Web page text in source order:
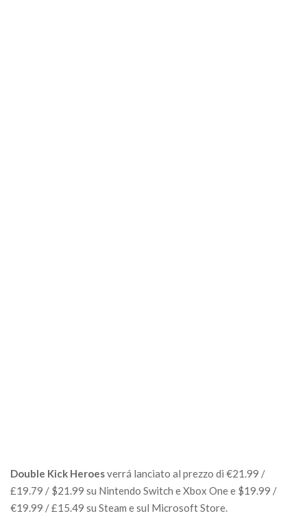
Double Kick Heroesverrá lanciato al prezzo di €21.99 /
£19.79 / $21.99 su Nintendo Switch e Xbox One e $19.99 /
€19.99 / £15.49 su Steam e sul Microsoft Store.